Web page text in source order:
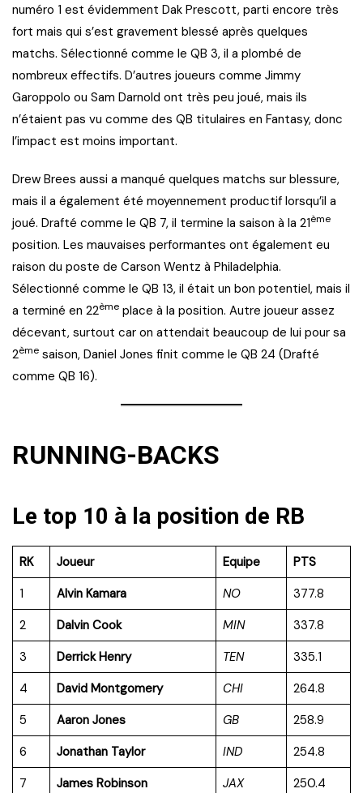
numéro 1 est évidemment Dak Prescott, parti encore très
fort mais qui s’est gravement blessé après quelques
matchs. Sélectionné comme le QB 3, il a plombé de
nombreux effectifs. D’autres joueurs comme Jimmy
Garoppolo ou Sam Darnold ont très peu joué, mais ils
n’étaient pas vu comme des QB titulaires en Fantasy, donc
l’impact est moins important.
Drew Brees aussi a manqué quelques matchs sur blessure,
mais il a également été moyennement productif lorsqu’il a
joué. Drafté comme le QB 7, il termine la saison à la 21ème
position. Les mauvaises performantes ont également eu
raison du poste de Carson Wentz à Philadelphia.
Sélectionné comme le QB 13, il était un bon potentiel, mais il
a terminé en 22ème place à la position. Autre joueur assez
décevant, surtout car on attendait beaucoup de lui pour sa
2ème saison, Daniel Jones finit comme le QB 24 (Drafté
comme QB 16).
RUNNING-BACKS
Le top 10 à la position de RB
RK Joueur Equipe
PTS
1
Alvin Kamara NO
377.8
2
Dalvin Cook MIN
337.8
3
Derrick Henry TEN
335.1
4
David Montgomery CHI
264.8
5
Aaron Jones GB
258.9
6
Jonathan Taylor IND
254.8
7
James Robinson JAX
250.4